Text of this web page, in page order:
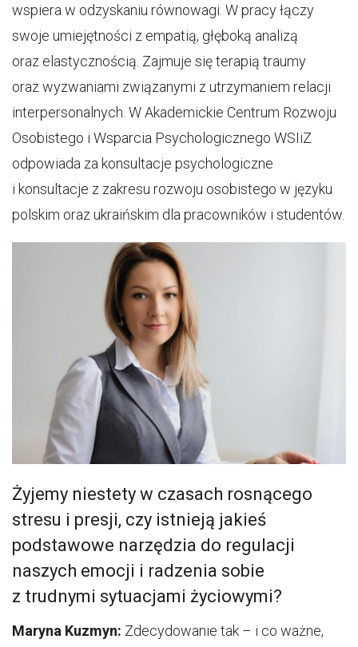
wspiera w odzyskaniu równowagi. W pracy łączy
swoje umiejętności z empatią, głęboką analizą
oraz elastycznością. Zajmuje się terapią traumy
oraz wyzwaniami związanymi z utrzymaniem relacji
interpersonalnych. W Akademickie Centrum Rozwoju
Osobistego i Wsparcia Psychologicznego WSIiZ
odpowiada za konsultacje psychologiczne
i konsultacje z zakresu rozwoju osobistego w języku
polskim oraz ukraińskim dla pracowników i studentów.
Żyjemy niestety w czasach rosnącego
stresu i presji, czy istnieją jakieś
podstawowe narzędzia do regulacji
naszych emocji i radzenia sobie
z trudnymi sytuacjami życiowymi?
Maryna Kuzmyn: Zdecydowanie tak – i co ważne,